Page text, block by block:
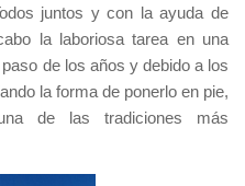
juntos y con la ayuda de
la laboriosa tarea en una
de los años y debido a los
la forma de ponerlo en pie,
de las tradiciones más